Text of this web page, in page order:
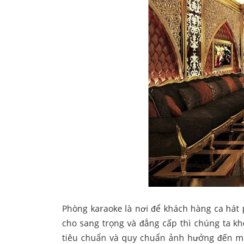
Phòng karaoke là nơi để khách hàng ca
cho sang trọng và đẳng cấp thì chúng ta
tiêu chuẩn và quy chuẩn ảnh hưởng đến